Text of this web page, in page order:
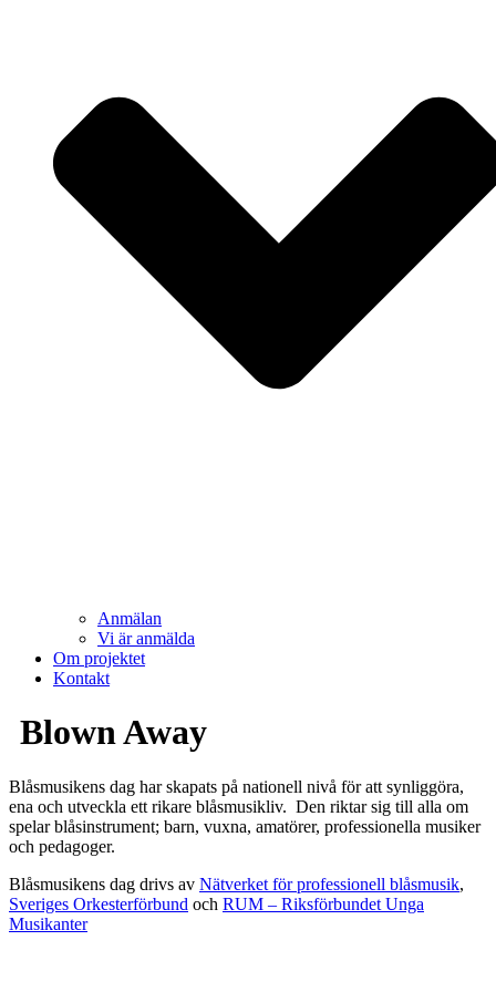
Anmälan
Vi är anmälda
Om projektet
Kontakt
Blown Away
Blåsmusikens dag har skapats på nationell nivå för att synliggöra,
ena och utveckla ett rikare blåsmusikliv. Den riktar sig till alla om
spelar blåsinstrument; barn, vuxna, amatörer, professionella musiker
och pedagoger.
Blåsmusikens dag drivs av Nätverket för professionell blåsmusik,
Sveriges Orkesterförbund och RUM – Riksförbundet Unga
Musikanter